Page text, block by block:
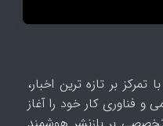
سال 1389 با تمرکز بر تازه ترین اخبار،
و فناوری کار خود را آغاز